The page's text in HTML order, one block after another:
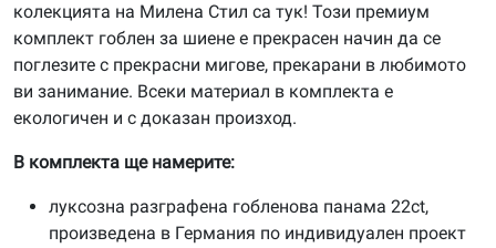
колекцията на Милена Стил са тук! Този премиум
комплект гоблен за шиене е прекрасен начин да се
поглезите с прекрасни мигове, прекарани в любимото
ви занимание. Всеки материал в комплекта е
екологичен и с доказан произход.
В комплекта ще намерите:
луксозна разграфена гобленова панама 22ct,
произведена в Германия по индивидуален проект